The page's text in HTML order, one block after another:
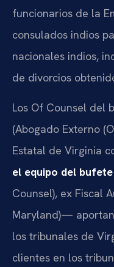
funcionarios de la
consulados indios
nacionales indios,
de divorcios
Los Of Counsel del
(Abogado Externo
Estatal de Virginia
el equipo del bufete
Counsel), ex Fiscal
Maryland)—
los tribunales de
clientes en los